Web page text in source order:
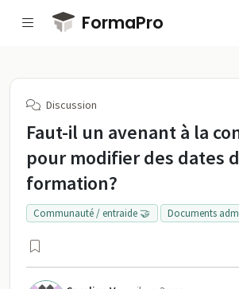
Passer au contenu principal
FormaPro
Discussion
Faut-il un avenant à la
pour modifier des dates
formation?
Communauté / entraide 🤝 Documents